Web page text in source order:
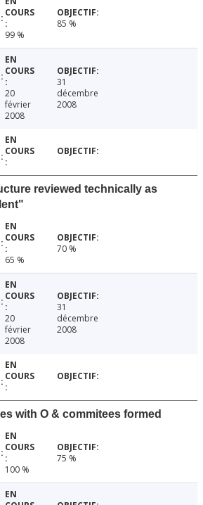
99 %
85 %
20
février
2008
31
décembre
2008
reviewed technically as
65 %
70 %
20
février
2008
31
décembre
2008
with O & commitees formed
100 %
75 %